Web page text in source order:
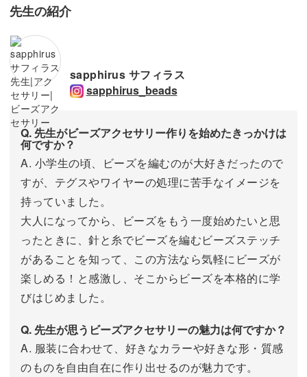
先生の紹介
sapphirus サフィラス
sapphirus_beads
Q. 先生がビーズアクセサリー作りを始めたきっかけは
何ですか？
A. 小学生の頃、ビーズを編むのが大好きだったので
すが、テグスやワイヤーの処理に苦手なイメージを
持っていました。
大人になってから、ビーズをもう一度始めたいと思
ったときに、針と糸でビーズを編むビーズステッチ
があることを知って、この方法なら気軽にビーズが
楽しめる！と感激し、そこからビーズを本格的に学
びはじめました。
Q. 先生が思うビーズアクセサリーの魅力は何ですか？
A. 服装に合わせて、好きなカラーや好きな形・質感
のものを自由自在に作り出せるのが魅力です。